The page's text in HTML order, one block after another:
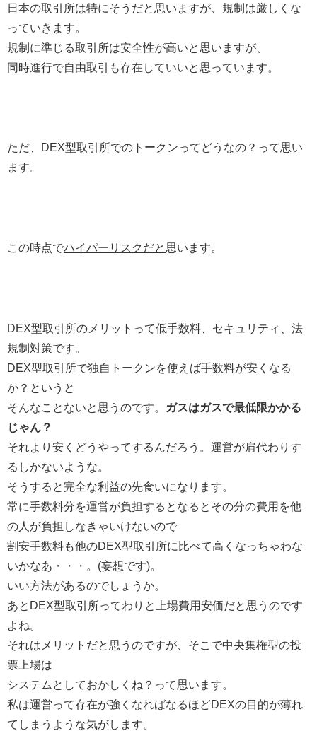
日本の取引所は特にそうだと思いますが、規制は厳しくな
っていきます。
規制に準じる取引所は安全性が高いと思いますが、
同時進行で自由取引も存在していいと思っています。
ただ、DEX型取引所でのトークンってどうなの？って思い
ます。
この時点でハイパーリスクだと 思います。
DEX型取引所のメリットって低手数料、セキュリティ、法
規制対策です。
DEX型取引所で独自トークンを使えば手数料が安くなる
か？というと
そんなことないと思うのです。
ガスはガスで最低限かかる
じゃん？
それより安くどうやってするんだろう。運営が肩代わりす
るしかないような。
そうすると完全な利益の先食いになります。
常に手数料分を運営が負担するとなるとその分の費用を他
の人が負担しなきゃいけないので
割安手数料も他のDEX型取引所に比べて高くなっちゃわな
いかなあ・・・。(妄想です)。
いい方法があるのでしょうか。
あとDEX型取引所ってわりと上場費用安価だと思うのです
よね。
それはメリットだと思うのですが、そこで中央集権型の投
票上場は
システムとしておかしくね？って思います。
私は運営って存在が強くなればなるほどDEXの目的が薄れ
てしまうような気がします。